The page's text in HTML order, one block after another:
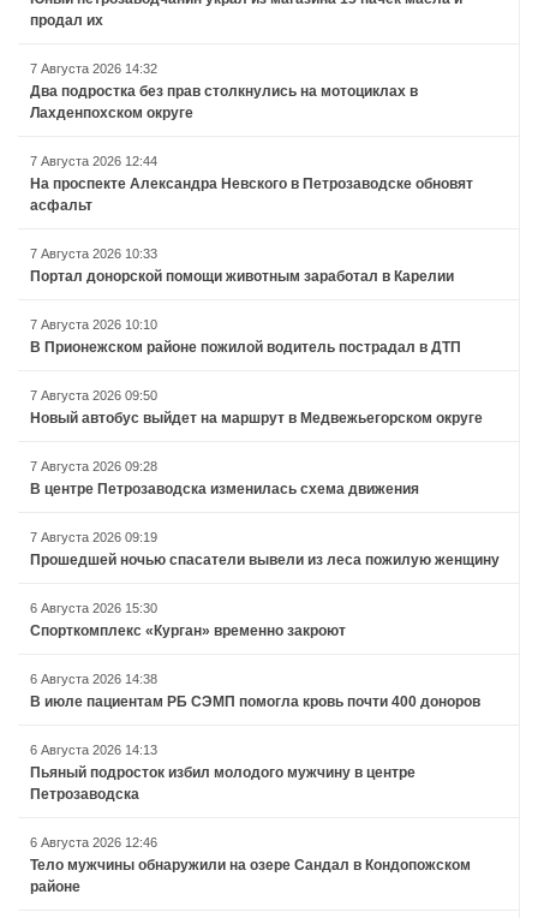
продал их
7 Августа 2026 14:32
Два подростка без прав столкнулись на мотоциклах в
Лахденпохском округе
7 Августа 2026 12:44
На проспекте Александра Невского в Петрозаводске обновят
асфальт
7 Августа 2026 10:33
Портал донорской помощи животным заработал в Карелии
7 Августа 2026 10:10
В Прионежском районе пожилой водитель пострадал в ДТП
7 Августа 2026 09:50
Новый автобус выйдет на маршрут в Медвежьегорском округе
7 Августа 2026 09:28
В центре Петрозаводска изменилась схема движения
7 Августа 2026 09:19
Прошедшей ночью спасатели вывели из леса пожилую женщину
6 Августа 2026 15:30
Спорткомплекс «Курган» временно закроют
6 Августа 2026 14:38
В июле пациентам РБ СЭМП помогла кровь почти 400 доноров
6 Августа 2026 14:13
Пьяный подросток избил молодого мужчину в центре
Петрозаводска
6 Августа 2026 12:46
Тело мужчины обнаружили на озере Сандал в Кондопожском
районе